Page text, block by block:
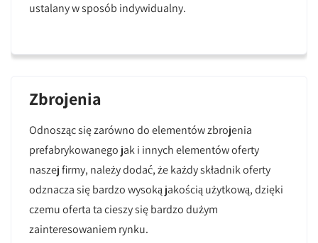
ustalany w sposób indywidualny.
Zbrojenia
Odnosząc się zarówno do elementów zbrojenia
prefabrykowanego jak i innych elementów oferty
naszej firmy, należy dodać, że każdy składnik oferty
odznacza się bardzo wysoką jakością użytkową, dzięki
czemu oferta ta cieszy się bardzo dużym
zainteresowaniem rynku.